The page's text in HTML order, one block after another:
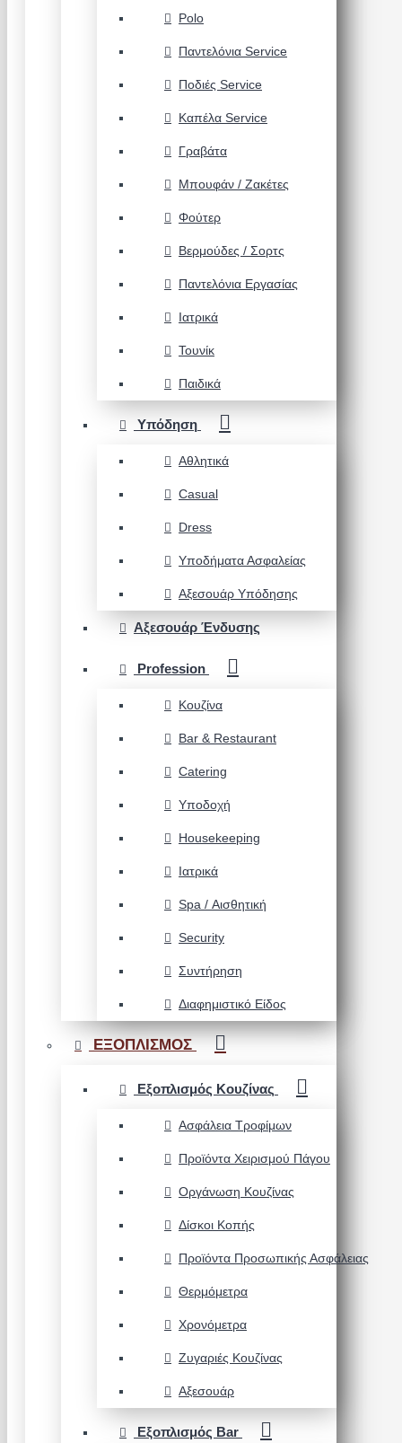
Polo
Παντελόνια Service
Ποδιές Service
Καπέλα Service
Γραβάτα
Μπουφάν / Ζακέτες
Φούτερ
Βερμούδες / Σορτς
Παντελόνια Εργασίας
Ιατρικά
Τουνίκ
Παιδικά
Υπόδηση
Αθλητικά
Casual
Dress
Υποδήματα Ασφαλείας
Αξεσουάρ Υπόδησης
Αξεσουάρ Ένδυσης
Profession
Κουζίνα
Bar & Restaurant
Catering
Υποδοχή
Housekeeping
Ιατρικά
Spa / Αισθητική
Security
Συντήρηση
Διαφημιστικό Είδος
ΕΞΟΠΛΙΣΜΟΣ
Εξοπλισμός Κουζίνας
Ασφάλεια Τροφίμων
Προϊόντα Χειρισμού Πάγου
Οργάνωση Κουζίνας
Δίσκοι Κοπής
Προϊόντα Προσωπικής Ασφάλειας
Θερμόμετρα
Χρονόμετρα
Ζυγαριές Κουζίνας
Αξεσουάρ
Εξοπλισμός Bar